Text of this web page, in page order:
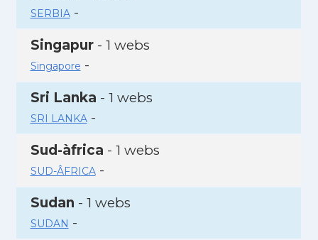
SERBIA-
Singapur- 1 webs
Singapore -
Sri Lanka - 1 webs
SRI LANKA-
Sud-àfrica - 1 webs
SUD-ÂFRICA-
Sudan - 1 webs
SUDAN -